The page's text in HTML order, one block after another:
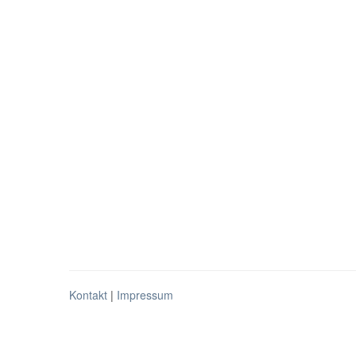
Kontakt | Impressum